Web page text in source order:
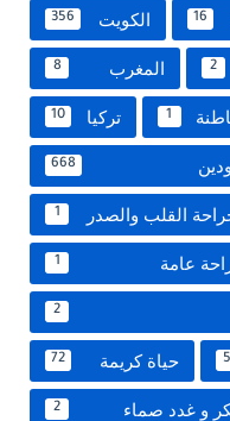
16 الكويت 356
2 المغرب 8
1 تركيا 10
668
القلب والصدر 1
عامة 1
2
5 حياة كريمة 72
و غدد صماء 2